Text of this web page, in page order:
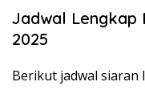
Jadwal Lengkap
2025
Berikut jadwal siaran